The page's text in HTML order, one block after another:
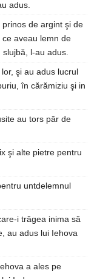
adus.
de argint şi de
aveau lemn de
l-au adus.
şi au adus lucrul
în cărămiziu şi in
au tors păr de
şi alte pietre pentru
untdelemnul
i trăgea inima să
au adus lui Iehova
a ales pe